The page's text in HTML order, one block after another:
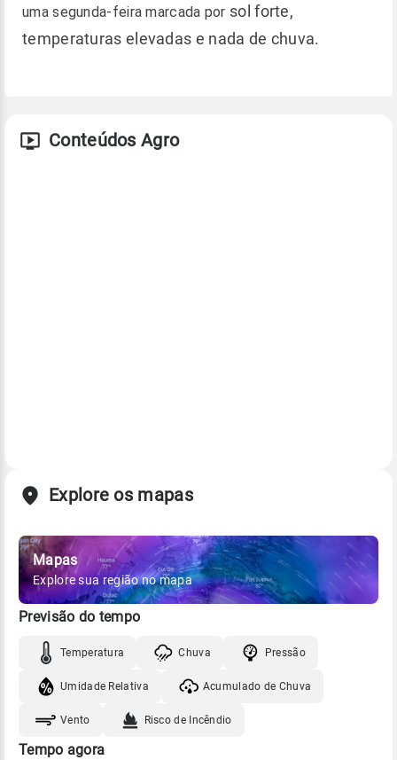
uma segunda-feira marcada por sol forte,
temperaturas elevadas e nada de chuva.
Conteúdos Agro
Explore os mapas
Mapas
Explore sua região no mapa
Previsão do tempo
Temperatura Chuva Pressão
Umidade Relativa Acumulado de Chuva
Vento Risco de Incêndio
Tempo agora